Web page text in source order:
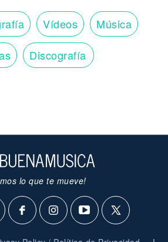
Vídeos Música
Discografía
lo que te mueve!